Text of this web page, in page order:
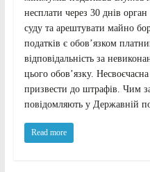
несплати через 30 днів
суду та арештувати майно
податків є обов’язком
відповідальність за
цього обов’язку.
призвести до штрафів. Чим
повідомляють у Державній
Read more